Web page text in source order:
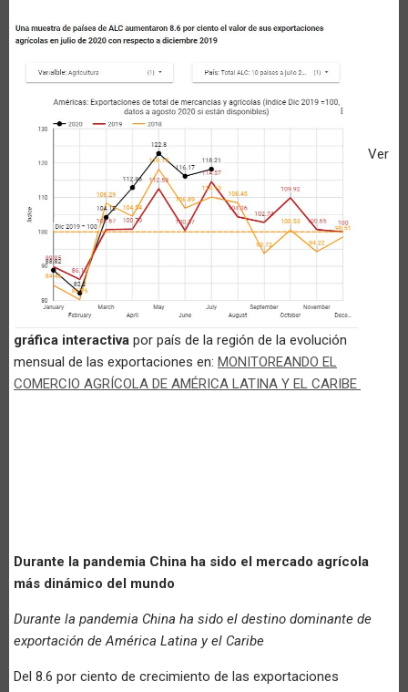
Ver
gráfica interactiva por país de la región de la evolución
mensual de las exportaciones en: MONITOREANDO EL
COMERCIO AGRÍCOLA DE AMÉRICA LATINA Y EL CARIBE
Durante la pandemia China ha sido el mercado agrícola
más dinámico del mundo
Durante la pandemia China ha sido el destino dominante de
exportación de América Latina y el Caribe
Del 8.6 por ciento de crecimiento de las exportaciones